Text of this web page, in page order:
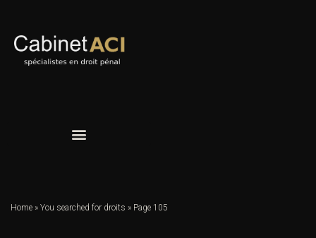
Home » You searched for droits » Page 105